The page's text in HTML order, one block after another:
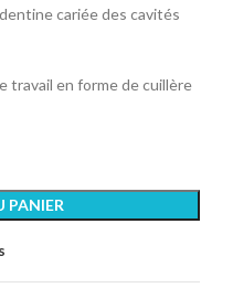
cariée des cavités
travail en forme de cuillère
PANIER